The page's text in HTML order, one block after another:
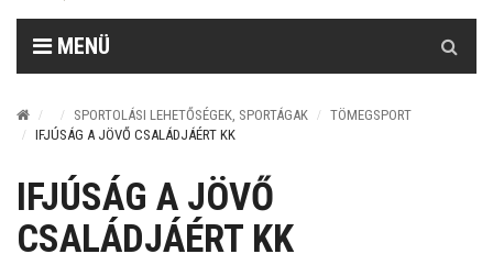
MENÜ
SPORTOLÁSI LEHETŐSÉGEK, SPORTÁGAK
TÖMEGSPORT
IFJÚSÁG A JÖVŐ CSALÁDJÁÉRT KK
IFJÚSÁG A JÖVŐ
CSALÁDJÁÉRT KK